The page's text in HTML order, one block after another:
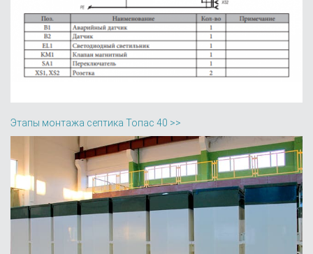
Этапы монтажа септика Топас 40 >>